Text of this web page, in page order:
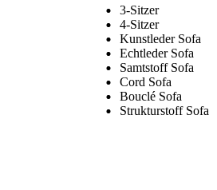
3-Sitzer
4-Sitzer
Kunstleder Sofa
Echtleder Sofa
Samtstoff Sofa
Cord Sofa
Bouclé Sofa
Strukturstoff Sofa